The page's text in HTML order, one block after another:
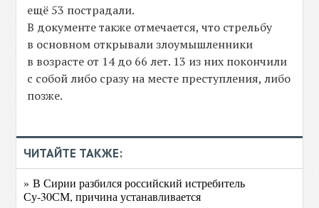
ещё 53 пострадали.
В документе также отмечается, что стрельбу
в основном открывали злоумышленники
в возрасте от 14 до 66 лет. 13 из них покончили
с собой либо сразу на месте преступления, либо
позже.
ЧИТАЙТЕ ТАКЖЕ:
» В Сирии разбился российский истребитель
Су-30СМ, причина устанавливается